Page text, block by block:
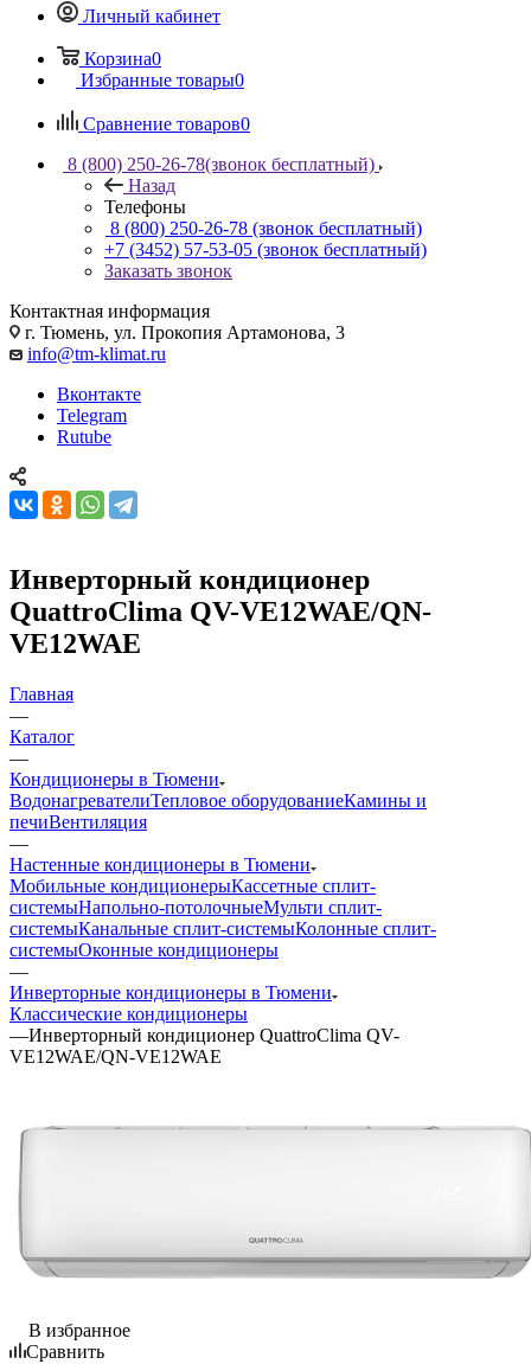
Личный кабинет
Корзина0
Избранные товары0
Сравнение товаров0
8 (800) 250-26-78(звонок бесплатный)
Назад
Телефоны
8 (800) 250-26-78 (звонок бесплатный)
+7 (3452) 57-53-05 (звонок бесплатный)
Заказать звонок
Контактная информация
г. Тюмень, ул. Прокопия Артамонова, 3
info@tm-klimat.ru
Вконтакте
Telegram
Rutube
Инверторный кондиционер
QuattroClima QV-VE12WAE/QN-
VE12WAE
Главная
—
Каталог
—
Кондиционеры в Тюмени
ВодонагревателиТепловое оборудованиеКамины и
печиВентиляция
—
Настенные кондиционеры в Тюмени
Мобильные кондиционерыКассетные сплит-
системыНапольно-потолочныеМульти сплит-
системыКанальные сплит-системыКолонные сплит-
системыОконные кондиционеры
—
Инверторные кондиционеры в Тюмени
Классические кондиционеры
—Инверторный кондиционер QuattroClima QV-
VE12WAE/QN-VE12WAE
В избранное
Сравнить